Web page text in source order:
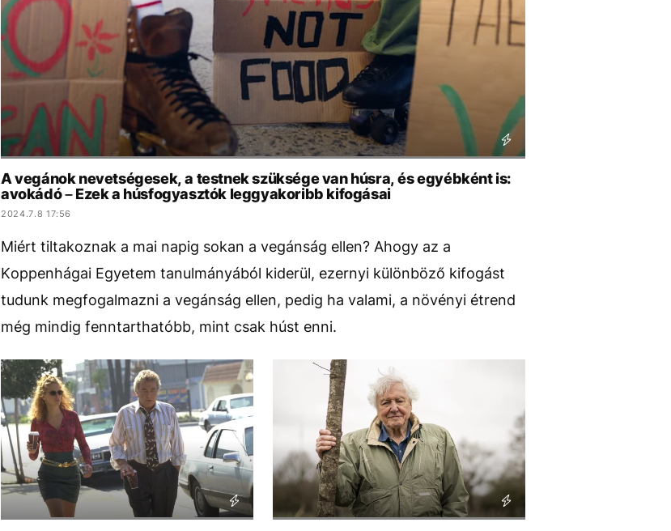
A vegánok nevetségesek, a testnek szüksége van húsra, és egyébként is:
avokádó – Ezek a húsfogyasztók leggyakoribb kifogásai
2024.7.8 17:56
Miért tiltakoznak a mai napig sokan a vegánság ellen? Ahogy az a
Koppenhágai Egyetem tanulmányából kiderül, ezernyi különböző kifogást
tudunk megfogalmazni a vegánság ellen, pedig ha valami, a növényi étrend
még mindig fenntarthatóbb, mint csak húst enni.